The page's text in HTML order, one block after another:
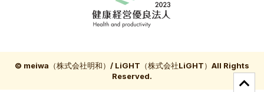
© meiwa（株式会社明和）/ LiGHT（株式会社LiGHT）All Rights
Reserved.